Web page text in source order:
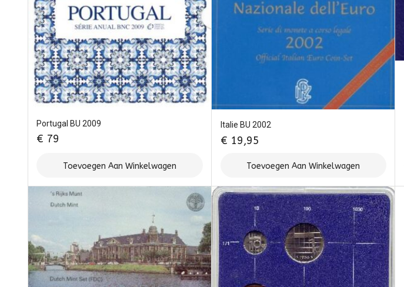
Portugal BU 2009
€ 79
Toevoegen Aan Winkelwagen
Italie BU 2002
€ 19,95
Toevoegen Aan Winkelwagen